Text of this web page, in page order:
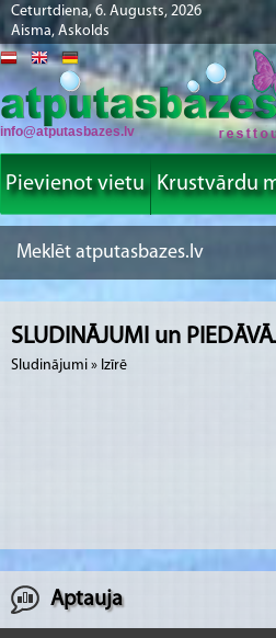
Ceturtdiena, 6. Augusts, 2026
Aisma, Askolds
info@atputasbazes.lv
Pievienot vietu Krustvārdu
SLUDINĀJUMI un
Sludinājumi » Izīrē
Aptauja